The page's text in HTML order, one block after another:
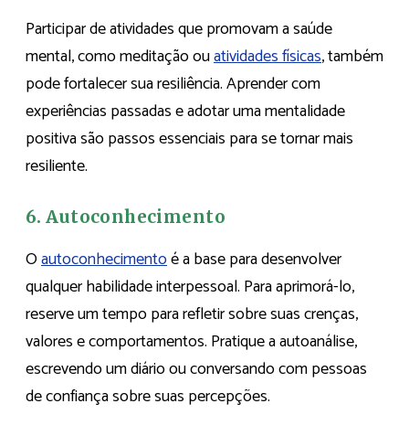
Participar de atividades que promovam a saúde
mental, como meditação ouatividades físicas, também
pode fortalecer sua resiliência. Aprender com
experiências passadas e adotar uma mentalidade
positiva são passos essenciais para se tornar mais
resiliente.
6. Autoconhecimento
Oautoconhecimentoé a base para desenvolver
qualquer habilidade interpessoal. Para aprimorá-lo,
reserve um tempo para refletir sobre suas crenças,
valores e comportamentos. Pratique a autoanálise,
escrevendo um diário ou conversando com pessoas
de confiança sobre suas percepções.